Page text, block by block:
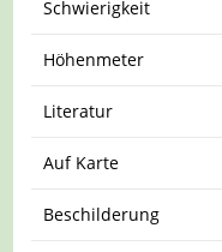
Schwierigkeit
Höhenmeter
Literatur
Auf Karte
Beschilderung